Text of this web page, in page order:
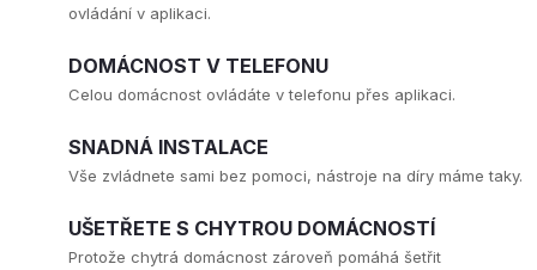
ovládání v aplikaci.
DOMÁCNOST V TELEFONU
Celou domácnost ovládáte v telefonu přes aplikaci.
SNADNÁ INSTALACE
Vše zvládnete sami bez pomoci, nástroje na díry máme taky.
UŠETŘETE S CHYTROU DOMÁCNOSTÍ
Protože chytrá domácnost zároveň pomáhá šetřit